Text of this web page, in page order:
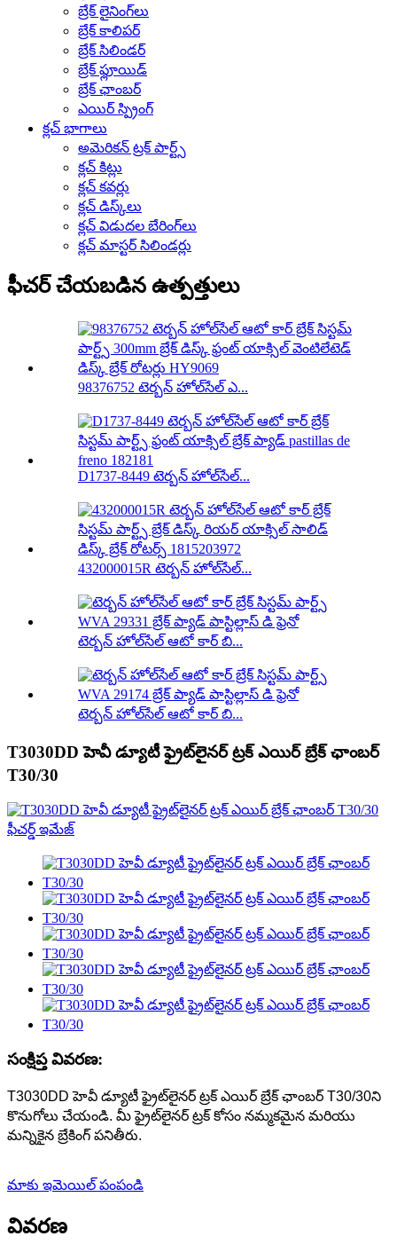
బ్రేక్ లైనింగ్‌లు
బ్రేక్ కాలిపర్
బ్రేక్ సిలిండర్
బ్రేక్ ఫ్లూయిడ్
బ్రేక్ ఛాంబర్
ఎయిర్ స్ప్రింగ్
క్లచ్ భాగాలు
అమెరికన్ ట్రక్ పార్ట్స్
క్లచ్ కిట్లు
క్లచ్ కవర్లు
క్లచ్ డిస్క్‌లు
క్లచ్ విడుదల బేరింగ్‌లు
క్లచ్ మాస్టర్ సిలిండర్లు
ఫీచర్ చేయబడిన ఉత్పత్తులు
98376752 టెర్బన్ హోల్‌సేల్ ఎ...
D1737-8449 టెర్బన్ హోల్‌సేల్...
432000015R టెర్బన్ హోల్‌సేల్...
టెర్బన్ హోల్‌సేల్ ఆటో కార్ బి...
టెర్బన్ హోల్‌సేల్ ఆటో కార్ బి...
T3030DD హెవీ డ్యూటీ ఫ్రైట్‌లైనర్ ట్రక్ ఎయిర్ బ్రేక్ ఛాంబర్
T30/30
సంక్షిప్త వివరణ:
T3030DD హెవీ డ్యూటీ ఫ్రైట్‌లైనర్ ట్రక్ ఎయిర్ బ్రేక్ ఛాంబర్ T30/30ని
కొనుగోలు చేయండి. మీ ఫ్రైట్‌లైనర్ ట్రక్ కోసం నమ్మకమైన మరియు
మన్నికైన బ్రేకింగ్ పనితీరు.
మాకు ఇమెయిల్ పంపండి
వివరణ